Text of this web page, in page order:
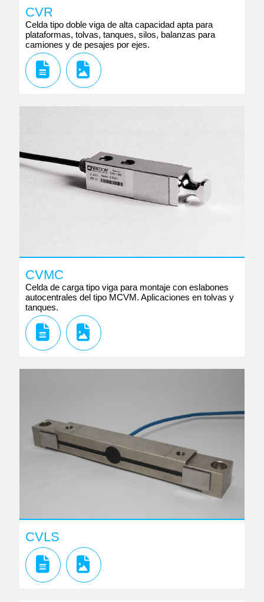
CVR
Celda tipo doble viga de alta capacidad apta para
plataformas, tolvas, tanques, silos, balanzas para
camiones y de pesajes por ejes.
CVMC
Celda de carga tipo viga para montaje con eslabones
autocentrales del tipo MCVM. Aplicaciones en tolvas y
tanques.
CVLS